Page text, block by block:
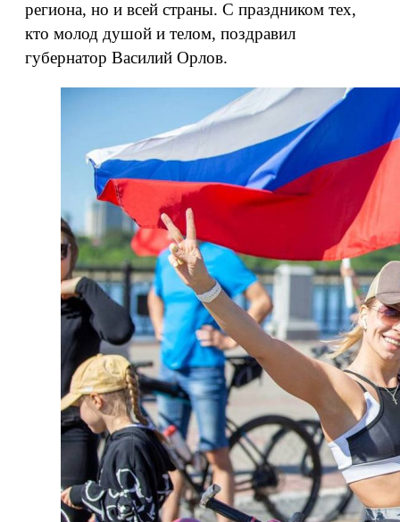
региона, но и всей страны. С праздником тех,
кто молод душой и телом, поздравил
губернатор Василий Орлов.